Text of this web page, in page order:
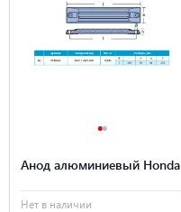
Анод алюминиевый Honda
Нет в наличии